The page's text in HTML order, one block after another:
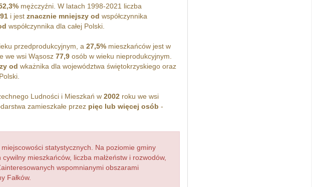
mężczyźni. W latach 1998-2021 liczba
91i jest znacznie mniejszy od współczynnika
współczynnika dla całej Polski.
przedprodukcyjnym, a 27,5%mieszkańców jest w
we wsi Wąsosz 77,9osób w wieku nieprodukcyjnym.
od wkażnika dla województwa świętokrzyskiego oraz
Ludności i Mieszkań w 2002roku we wsi
zamieszkałe przez pięc lub więcej osób -
statystycznych. Na poziomie gminy
mieszkańców, liczba małżeństw i rozwodów,
wspomnianymi obszarami
Fałków.